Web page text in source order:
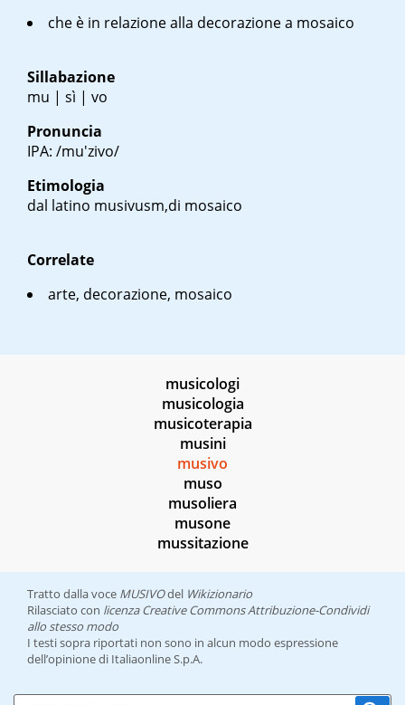
che è in relazione alla decorazione a mosaico
Sillabazione
mu | sì | vo
Pronuncia
IPA: /mu'zivo/
Etimologia
dal latino musivusm,di mosaico
Correlate
arte, decorazione, mosaico
musicologi
musicologia
musicoterapia
musini
musivo
muso
musoliera
musone
mussitazione
Tratto dalla voce MUSIVOdel Wikizionario
Rilasciato con licenza Creative Commons Attribuzione-Condividi
allo stesso modo
I testi sopra riportati non sono in alcun modo espressione
dell’opinione di Italiaonline S.p.A.